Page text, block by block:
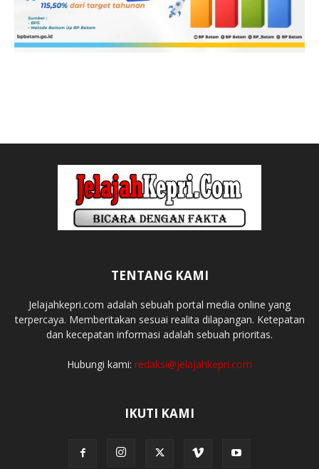
TENTANG KAMI
Jelajahkepri.com adalah sebuah portal media online yang
terpercaya. Memberitakan sesuai realita dilapangan. Ketepatan
dan kecepatan informasi adalah sebuah prioritas.
Hubungi kami: redaksi@jelajahkepri.com
IKUTI KAMI